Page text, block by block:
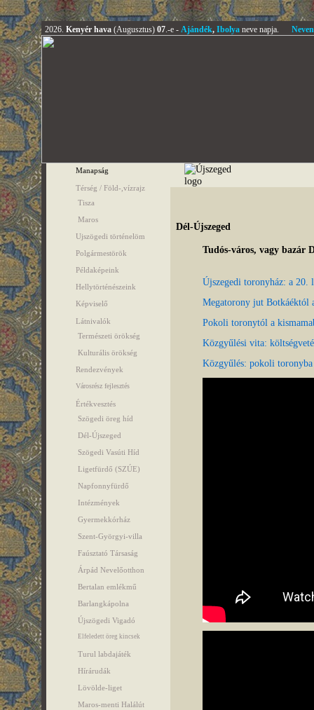
2026. Kenyér hava (Augusztus) 07.-e - Ajándék, Ibolyaneve napja.
Manapság
Térség / Föld-,vízrajz
Tisza
Maros
Ujszögedi történelöm
Polgármestörök
Példaképeink
Hellytörténészeink
Képviselő
Látnivalók
Természeti örökség
Kulturális örökség
Rendezvények
Városrész fejlesztés
Értékvesztés
Szögedi öreg híd
Dél-Újszeged
Szögedi Vasúti Híd
Ligetfürdő (SZÚE)
Napfonnyfürdő
Intézmények
Gyermekkórház
Szent-Györgyi-villa
Faúsztató Társaság
Árpád Nevelőotthon
Bertalan emlékmű
Barlangkápolna
Újszögedi Vigadó
Elfeledett öreg kincsek
Turul labdajáték
Hírárudák
Lövölde-liget
Maros-menti Halálút
Dél-Újszeged
Tudós-város, vagy bazár
Újszegedi toronyház: a 20.
Megatorony jut Botkáéktól
Pokoli toronytól a
Közgyűlési vita:
Közgyűlés: pokoli